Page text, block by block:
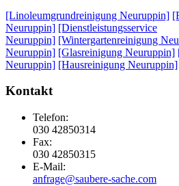
[Linoleumgrundreinigung Neuruppin]
Neuruppin] [Dienstleistungsservice
Neuruppin] [Wintergartenreinigung
Neuruppin] [Glasreinigung Neuruppin]
Neuruppin] [Hausreinigung Neuruppin]
Kontakt
Telefon:
030 42850314
Fax:
030 42850315
E-Mail:
anfrage@saubere-sache.com